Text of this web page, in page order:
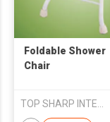
Foldable Shower
Chair
TOP SHARP INTERNATIONAL ENTERPRISE LIMITED